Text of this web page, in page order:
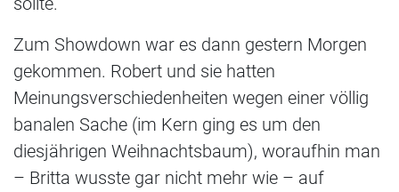
Zum Showdown war es dann gestern Morgen
gekommen. Robert und sie hatten
Meinungsverschiedenheiten wegen einer völlig
banalen Sache (im Kern ging es um den
diesjährigen Weihnachtsbaum), woraufhin man
– Britta wusste gar nicht mehr wie – auf